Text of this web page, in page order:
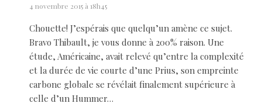
4 novembre 2015 à 18h45
Chouette! J’espérais que quelqu’un amène ce sujet.
Bravo Thibault, je vous donne à 200% raison. Une
étude, Américaine, avait relevé qu’entre la complexité
et la durée de vie courte d’une Prius, son empreinte
carbone globale se révélait finalement supérieure à
celle d’un Hummer…